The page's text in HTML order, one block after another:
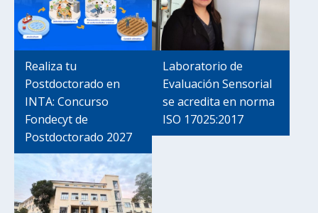
Realiza tu
Postdoctorado en
INTA: Concurso
Fondecyt de
Postdoctorado 2027
Laboratorio de
Evaluación Sensorial
se acredita en norma
ISO 17025:2017